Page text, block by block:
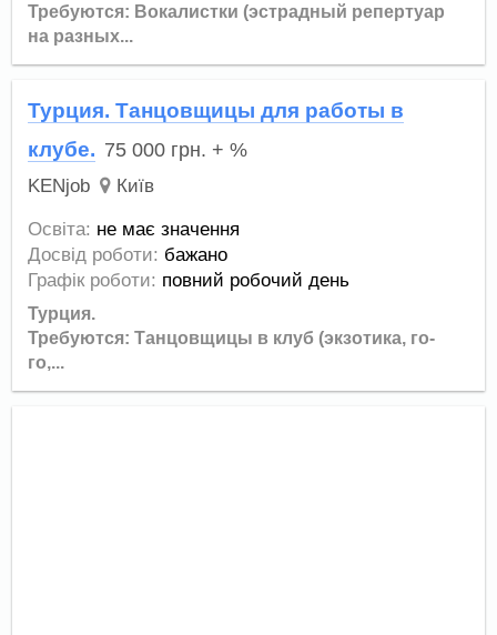
Требуются: Вокалистки (эстрадный репертуар
на разных...
Турция. Танцовщицы для работы в
клубе. 75 000 грн. + %
KENjob Київ
Освіта: не має значення
Досвід роботи: бажано
Графік роботи: повний робочий день
Турция.
Требуются: Танцовщицы в клуб (экзотика, го-
го,...